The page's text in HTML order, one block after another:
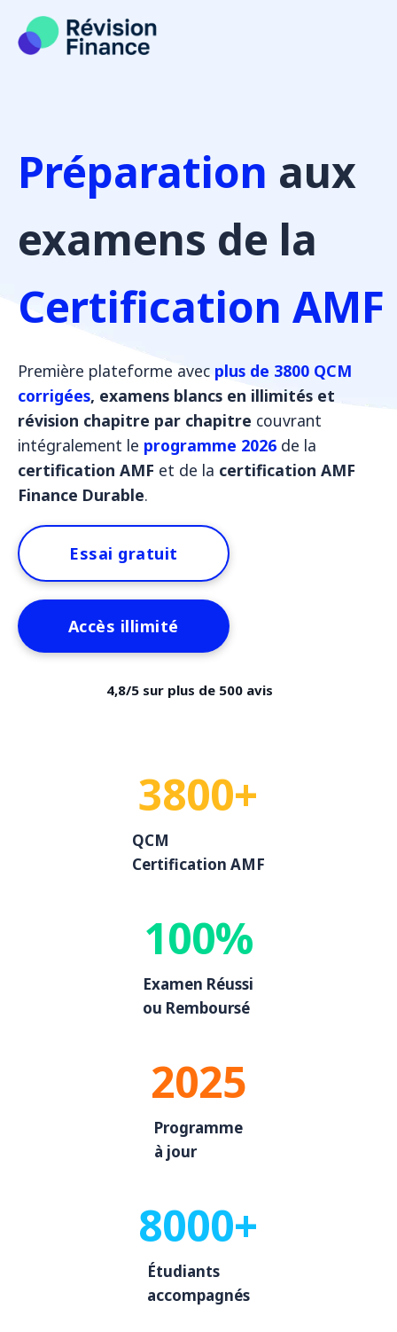
contenu
Préparation aux
examens de la
Certification AMF
Première plateforme avec plus de 3800 QCM
corrigées, examens blancs en illimités et
révision chapitre par chapitre couvrant
intégralement le programme 2026 de la
certification AMF et de la certification AMF
Finance Durable.
Essai gratuit
Accès illimité
4,8/5 sur plus de 500 avis
3800+
QCM
Certification AMF
100%
Examen Réussi
ou Remboursé
2025
Programme
à jour
8000+
Étudiants
accompagnés